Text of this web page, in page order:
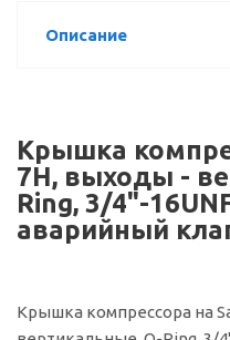
Описание
Крышка
7Н, выходы -
Ring, 3/4"-
аварийный
Крышка компрессора на